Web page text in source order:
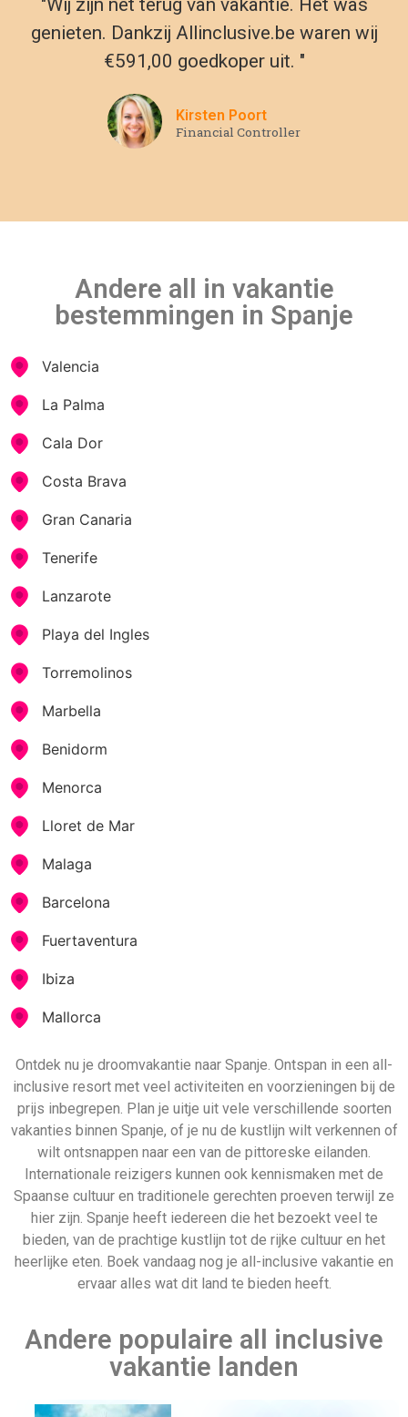
"Wij zijn net terug van vakantie. Het was
genieten. Dankzij Allinclusive.be waren wij
€591,00 goedkoper uit. "
Kirsten Poort
Financial Controller
Andere all in vakantie
bestemmingen in Spanje
Valencia
La Palma
Cala Dor
Costa Brava
Gran Canaria
Tenerife
Lanzarote
Playa del Ingles
Torremolinos
Marbella
Benidorm
Menorca
Lloret de Mar
Malaga
Barcelona
Fuertaventura
Ibiza
Mallorca
Ontdek nu je droomvakantie naar Spanje. Ontspan in een all-
inclusive resort met veel activiteiten en voorzieningen bij de
prijs inbegrepen. Plan je uitje uit vele verschillende soorten
vakanties binnen Spanje, of je nu de kustlijn wilt verkennen of
wilt ontsnappen naar een van de pittoreske eilanden.
Internationale reizigers kunnen ook kennismaken met de
Spaanse cultuur en traditionele gerechten proeven terwijl ze
hier zijn. Spanje heeft iedereen die het bezoekt veel te
bieden, van de prachtige kustlijn tot de rijke cultuur en het
heerlijke eten. Boek vandaag nog je all-inclusive vakantie en
ervaar alles wat dit land te bieden heeft.
Andere populaire all inclusive
vakantie landen